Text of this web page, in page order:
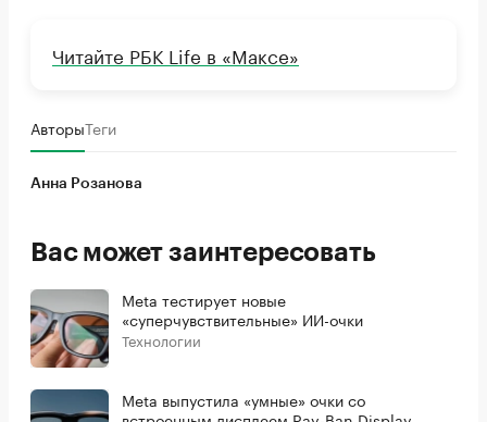
Читайте РБК Life в «Максе»
АвторыТеги
Анна Розанова
Вас может заинтересовать
Meta тестирует новые
«суперчувствительные» ИИ-очки
Технологии
Meta выпустила «умные» очки со